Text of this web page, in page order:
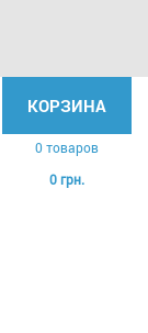
КОРЗИНА
0 товаров
0 грн.